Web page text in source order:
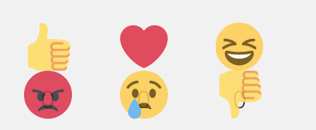
Палец
вверх!
0
Лайк!
0
Дикий
смех!
0
Агрессия!
Грусть
:(
Палец
вниз!